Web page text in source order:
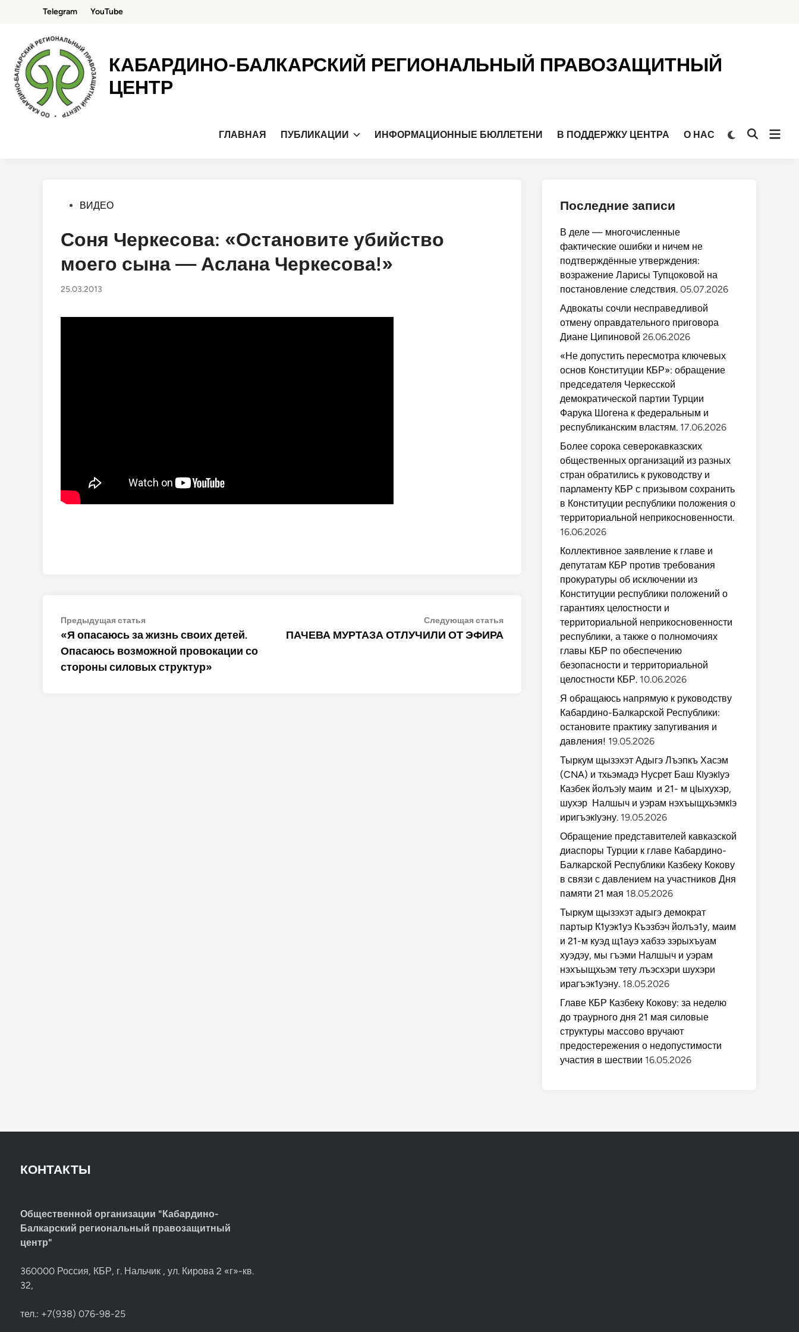
содержимому
Telegram YouTube
КАБАРДИНО-БАЛКАРСКИЙ РЕГИОНАЛЬНЫЙ ПРАВОЗАЩИТНЫЙ
ЦЕНТР
ГЛАВНАЯ ПУБЛИКАЦИИ ИНФОРМАЦИОННЫЕ БЮЛЛЕТЕНИ В ПОДДЕРЖКУ ЦЕНТРА О НАС
Переключить
Открыть
Опубликовано
ВИДЕО
Соня Черкесова: «Остановите убийство
моего сына — Аслана Черкесова!»
25.03.2013
Навигация
по
записям
Предыдущая статьяПредыдущая
статья:
«Я опасаюсь за жизнь своих детей.
Опасаюсь возможной провокации со
стороны силовых структур»
Следующая статьяСледующая
ПАЧЕВА МУРТАЗА ОТЛУЧИЛИ ОТ ЭФИРА
Последние записи
В деле — многочисленные
фактические ошибки и ничем не
подтверждённые утверждения:
возражение Ларисы Тупцоковой на
постановление следствия. 05.07.2026
Адвокаты сочли несправедливой
отмену оправдательного приговора
Диане Ципиновой 26.06.2026
«Не допустить пересмотра ключевых
основ Конституции КБР»: обращение
председателя Черкесской
демократической партии Турции
Фарука Шогена к федеральным и
республиканским властям. 17.06.2026
Более сорока северокавказских
общественных организаций из разных
стран обратились к руководству и
парламенту КБР с призывом сохранить
в Конституции республики положения о
территориальной неприкосновенности.
16.06.2026
Коллективное заявление к главе и
депутатам КБР против требования
прокуратуры об исключении из
Конституции республики положений о
гарантиях целостности и
территориальной неприкосновенности
республики, а также о полномочиях
главы КБР по обеспечению
безопасности и территориальной
целостности КБР. 10.06.2026
Я обращаюсь напрямую к руководству
Кабардино-Балкарской Республики:
остановите практику запугивания и
давления! 19.05.2026
Тыркум щызэхэт Адыгэ Лъэпкъ Хасэм
(CNA) и тхьэмадэ Нусрет Баш КIуэкIуэ
Казбек йолъэIу маим и 21- м цIыхухэр,
шухэр Налшыч и уэрам нэхъыщхьэмкIэ
иригъэкIуэну. 19.05.2026
Обращение представителей кавказской
диаспоры Турции к главе Кабардино-
Балкарской Республики Казбеку Кокову
в связи с давлением на участников Дня
памяти 21 мая 18.05.2026
Тыркум щызэхэт адыгэ демократ
партыр К1уэк1уэ Къэзбэч йолъэ1у, маим
и 21-м куэд щ1ауэ хабзэ зэрыхъуам
хуэдэу, мы гъэми Налшыч и уэрам
нэхъыщхьэм тету лъэсхэри шухэри
ирагъэк1уэну. 18.05.2026
Главе КБР Казбеку Кокову: за неделю
до траурного дня 21 мая силовые
структуры массово вручают
предостережения о недопустимости
участия в шествии 16.05.2026
КОНТАКТЫ
Общественной организации "Кабардино-
Балкарский региональный правозащитный
центр"
360000 Россия, КБР, г. Нальчик , ул. Кирова 2 «г»-кв.
32,
тел.: +7(938) 076-98-25